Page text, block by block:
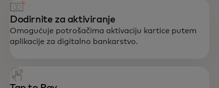
Dodirnite za aktiviranje
Omogućuje potrošačima aktivaciju kartice putem
aplikacije za digitalno bankarstvo.